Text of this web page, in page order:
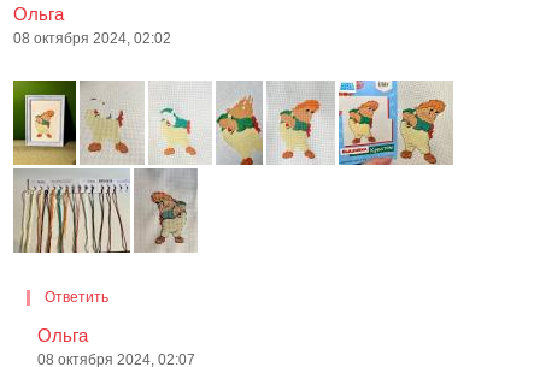
Ольга
08 октября 2024, 02:02
Ответить
Ольга
08 октября 2024, 02:07